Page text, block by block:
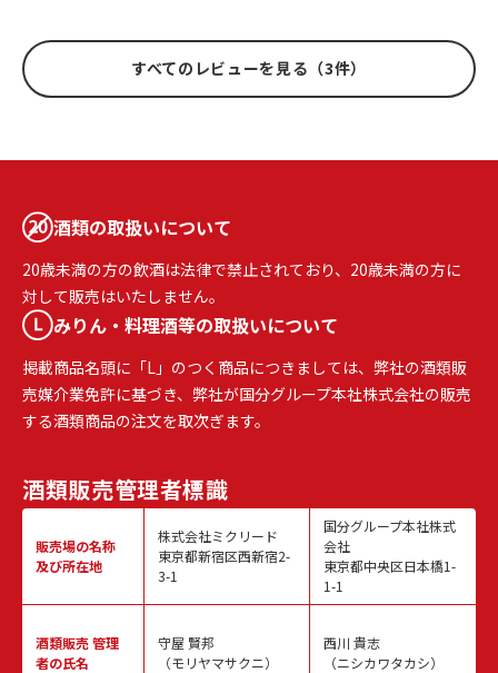
すべてのレビューを見る（3件）
酒類の取扱いについて
20歳未満の方の飲酒は法律で禁止されており、20歳未満の方に
対して販売はいたしません。
みりん・料理酒等の取扱いについて
掲載商品名頭に「L」のつく商品につきましては、弊社の酒類販
売媒介業免許に基づき、弊社が国分グループ本社株式会社の販売
する酒類商品の注文を取次ぎます。
酒類販売管理者標識
販売場の名称
及び所在地
酒類販売管理
者の氏名
株式会社ミクリード
東京都新宿区西新宿2-
3-1
守屋 賢邦
（モリヤマサクニ）
国分グループ本社株式
会社
東京都中央区日本橋1-
1-1
西川 貴志
（ニシカワタカシ）